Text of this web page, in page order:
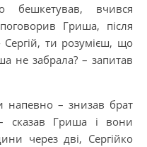
бешкетував, вчився
Гриша, після
ти розумієш, що
не забрала? – запитав
– знизав брат
сказав Гриша і вони
через дві, Сергійко